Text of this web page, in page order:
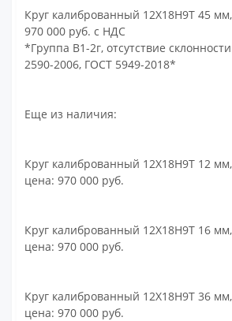
Круг калиброванный 12Х18Н9Т 45
970 000 руб. с НДС
*Группа В1-2г, отсутствие
2590-2006, ГОСТ 5949-2018*
Еще из наличия:
Круг калиброванный 12Х18Н9Т 12 мм,
цена: 970 000 руб.
Круг калиброванный 12Х18Н9Т 16 мм,
цена: 970 000 руб.
Круг калиброванный 12Х18Н9Т 36 мм,
цена: 970 000 руб.